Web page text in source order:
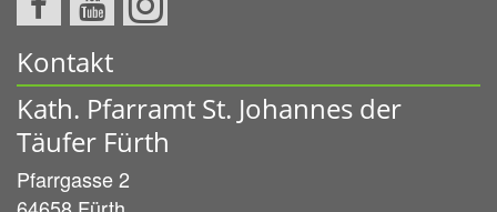
Kontakt
Kath. Pfarramt St. Johannes der
Täufer Fürth
Pfarrgasse 2